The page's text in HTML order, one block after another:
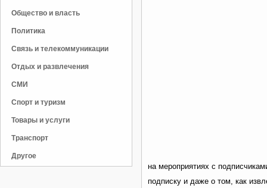
Общество и власть
Политика
Связь и телекоммуникации
Отдых и развлечения
СМИ
Спорт и туризм
Товары и услуги
Транспорт
Другое
на мероприятиях с
подписку и даже о том, как